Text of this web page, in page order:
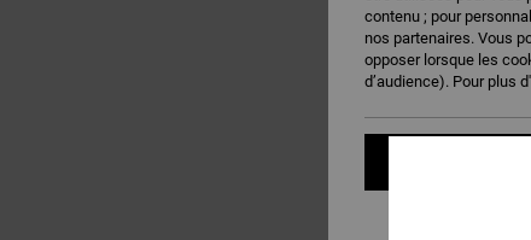
RECHERCHE
contenu ; pour
nos partenaires. Vous
opposer lorsque les
d’audience). Pour plus